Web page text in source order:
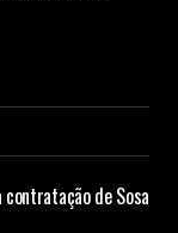
de Sosa